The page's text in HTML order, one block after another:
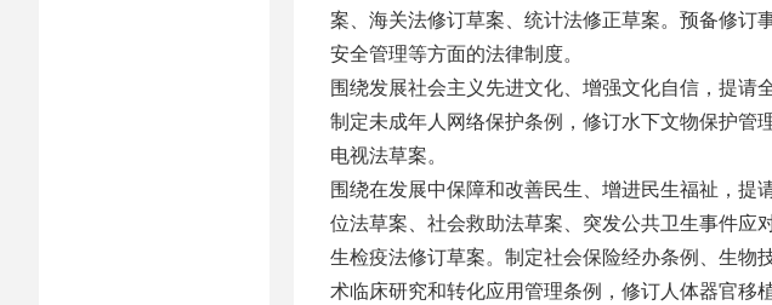
案、海关法修订草案、统计法修正草案。预备修订
安全管理等方面的法律制度。
围绕发展社会主义先进文化、增强文化自信，提请
制定未成年人网络保护条例，修订水下文物保护管
电视法草案。
围绕在发展中保障和改善民生、增进民生福祉，提
位法草案、社会救助法草案、突发公共卫生事件应
生检疫法修订草案。制定社会保险经办条例、生物
术临床研究和转化应用管理条例，修订人体器官移